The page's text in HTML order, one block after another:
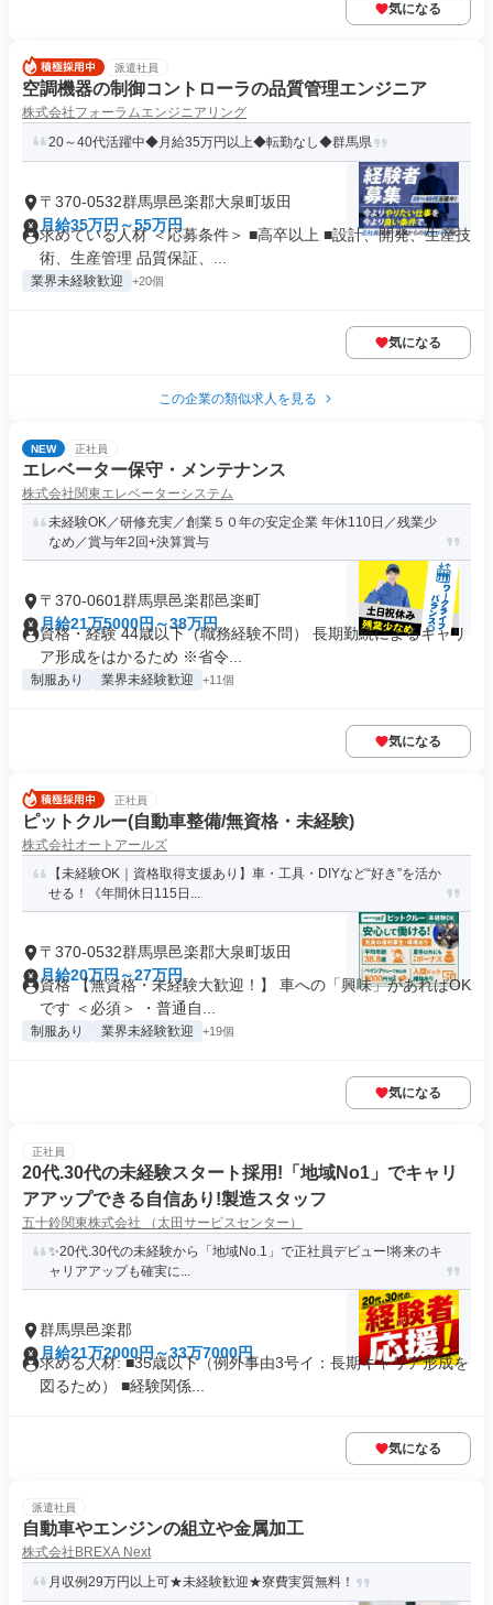
気になる
派遣社員
空調機器の制御コントローラの品質管理エンジニア
株式会社フォーラムエンジニアリング
20～40代活躍中◆月給35万円以上◆転勤なし◆群馬県
〒370-0532群馬県邑楽郡大泉町坂田
月給35万円～55万円
求めている人材 ＜応募条件＞ ■高卒以上 ■設計、開発、生産技
術、生産管理 品質保証、...
業界未経験歓迎 +20個
気になる
この企業の類似求人を見る
NEW 正社員
エレベーター保守・メンテナンス
株式会社関東エレベーターシステム
未経験OK／研修充実／創業５０年の安定企業 年休110日／残業少
なめ／賞与年2回+決算賞与
〒370-0601群馬県邑楽郡邑楽町
月給21万5000円～38万円
資格・経験 44歳以下（職務経験不問） 長期勤続によるキャリ
ア形成をはかるため ※省令...
制服あり 業界未経験歓迎 +11個
気になる
正社員
ピットクルー(自動車整備/無資格・未経験)
株式会社オートアールズ
【未経験OK｜資格取得支援あり】車・工具・DIYなど“好き”を活か
せる！《年間休日115日...
〒370-0532群馬県邑楽郡大泉町坂田
月給20万円～27万円
資格 【無資格・未経験大歓迎！】 車への「興味」があればOK
です ＜必須＞ ・普通自...
制服あり 業界未経験歓迎 +19個
気になる
正社員
20代.30代の未経験スタート採用!「地域No1」でキャリ
アアップできる自信あり!製造スタッフ
五十鈴関東株式会社 （太田サービスセンター）
✨20代.30代の未経験から「地域No.1」で正社員デビュー!将来のキ
ャリアアップも確実に...
群馬県邑楽郡
月給21万2000円～33万7000円
求める人材: ■35歳以下（例外事由3号イ：長期キャリア形成を
図るため） ■経験関係...
気になる
派遣社員
自動車やエンジンの組立や金属加工
株式会社BREXA Next
月収例29万円以上可★未経験歓迎★寮費実質無料！